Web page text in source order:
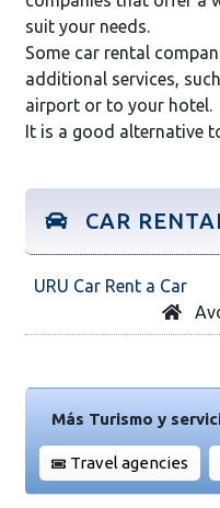
suit your needs.
Some car rental
additional services,
airport or to your hotel.
It is a good alternative
CAR
URU Car Rent a Car
Más Turismo y
Travel agencies